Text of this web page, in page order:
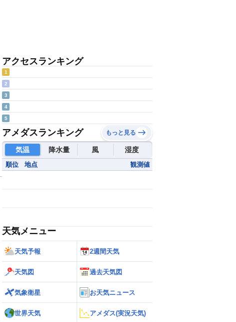
アクセスランキング
1
2
3
4
5
アメダスランキング もっと見る
気温 降水量 風 湿度
順位 地点 観測値
天気メニュー
天気予報 2週間天気
天気図 過去天気図
気象衛星 お天気ニュース
世界天気 アメダス(実況天気)